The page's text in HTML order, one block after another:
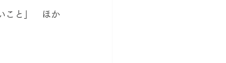
」　ほか